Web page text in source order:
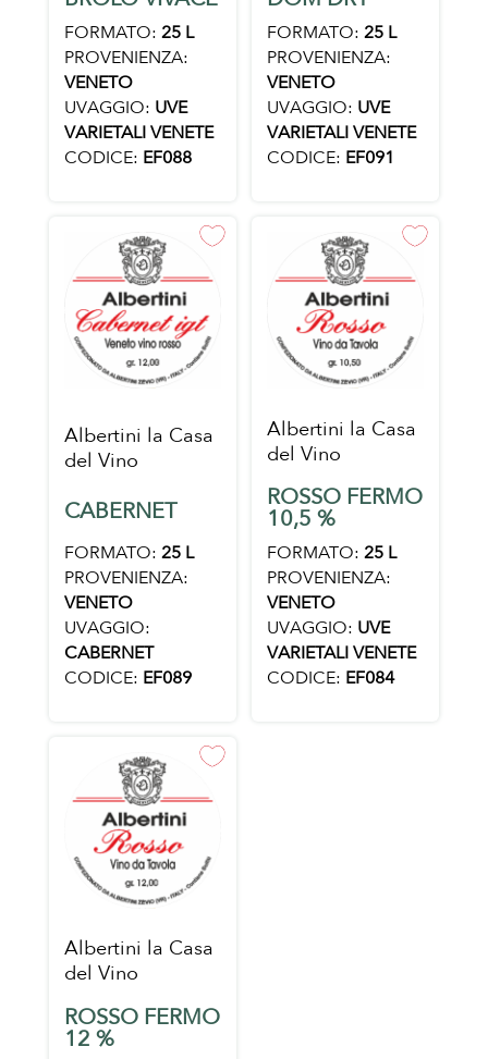
FORMATO: 25 L
PROVENIENZA:
VENETO
UVAGGIO: UVE
VARIETALI VENETE
CODICE: EF088
FORMATO: 25 L
PROVENIENZA:
VENETO
UVAGGIO: UVE
VARIETALI VENETE
CODICE: EF091
Albertini la Casa
del Vino
CABERNET
FORMATO: 25 L
PROVENIENZA:
VENETO
UVAGGIO:
CABERNET
CODICE: EF089
Albertini la Casa
del Vino
ROSSO FERMO
10,5 %
FORMATO: 25 L
PROVENIENZA:
VENETO
UVAGGIO: UVE
VARIETALI VENETE
CODICE: EF084
Albertini la Casa
del Vino
ROSSO FERMO
12 %